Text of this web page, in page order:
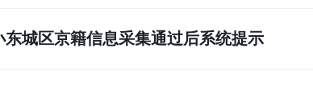
城区京籍信息采集通过后系统提示